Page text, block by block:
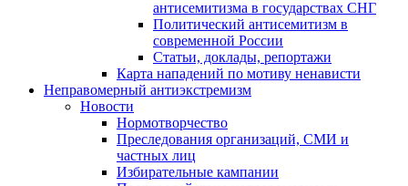
антисемитизма в государствах СНГ
Политический антисемитизм в
современной России
Статьи, доклады, репортажи
Карта нападений по мотиву ненависти
Неправомерный антиэкстремизм
Новости
Нормотворчество
Преследования организаций, СМИ и
частных лиц
Избирательные кампании